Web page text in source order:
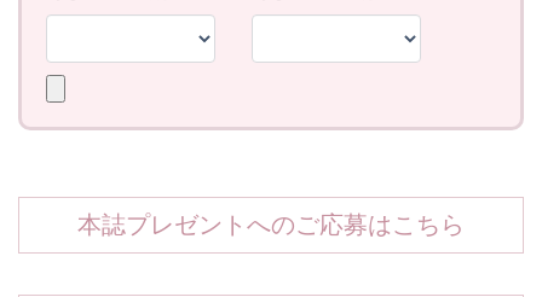
本誌プレゼントへのご応募はこちら